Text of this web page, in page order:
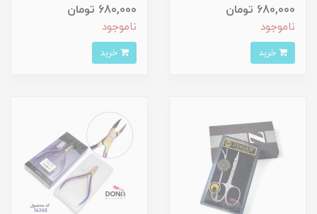
680,000 تومان
ناموجود
680,000 تومان
ناموجود